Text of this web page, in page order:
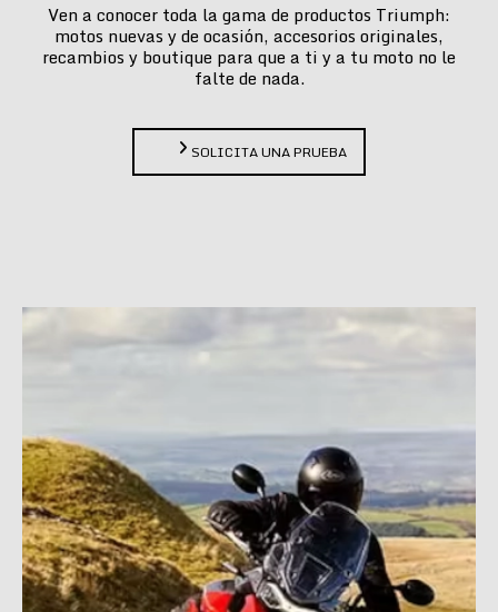
Ven a conocer toda la gama de productos Triumph:
motos nuevas y de ocasión, accesorios originales,
recambios y boutique para que a ti y a tu moto no le
falte de nada.
SOLICITA UNA PRUEBA